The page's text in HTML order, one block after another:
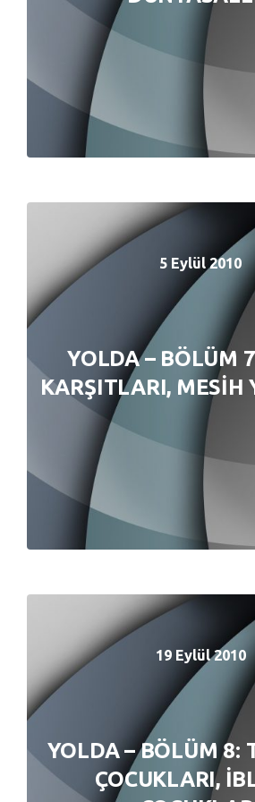
5 Eylül 2010
YOLDA – BÖLÜM
KARŞITLARI, MESİH
5 Eylül 2010
YOLDA – BÖLÜM
KARŞITLARI, MESİH
19 Eylül 2010
YOLDA – BÖLÜM 8:
ÇOCUKLARI,
19 Eylül 2010
YOLDA – BÖLÜM 8:
ÇOCUKLARI,